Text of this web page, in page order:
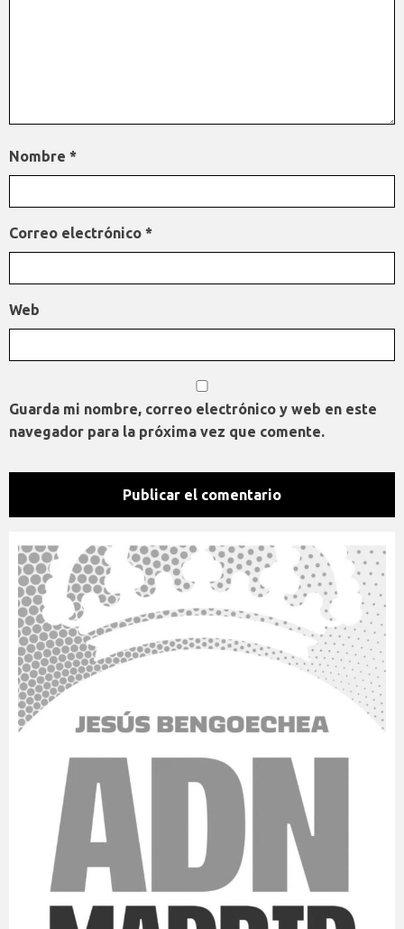
Nombre *
Correo electrónico *
Web
Guarda mi nombre, correo electrónico y web en este
navegador para la próxima vez que comente.